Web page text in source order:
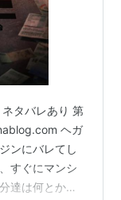
ネタバレあり 第
ヘガ
ンにバレてし
すぐにマンシ
達は何とかし